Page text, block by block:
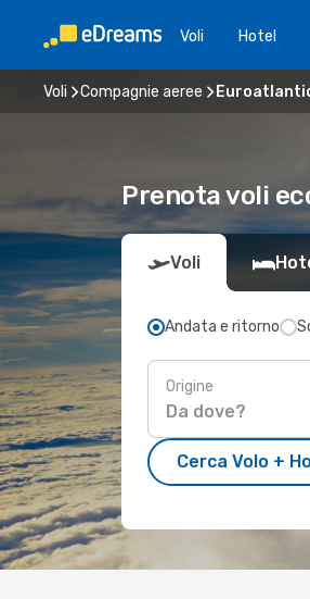
Voli Hotel
Voli Compagnie aeree
Prenota voli
Voli
Andata e ritorno
Origine
Cerca Volo +